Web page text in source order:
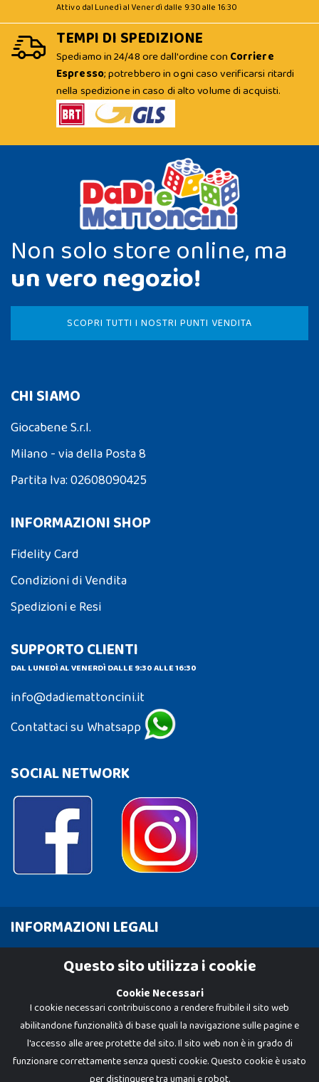
Attivo dal Lunedì al Venerdì dalle 9:30 alle 16:30
TEMPI DI SPEDIZIONE
Spediamo in 24/48 ore dall'ordine con Corriere
Espresso; potrebbero in ogni caso verificarsi ritardi
nella spedizione in caso di alto volume di acquisti.
Non solo store online, ma
un vero negozio!
SCOPRI TUTTI I NOSTRI PUNTI VENDITA
CHI SIAMO
Giocabene S.r.l.
Milano - via della Posta 8
Partita Iva: 02608090425
INFORMAZIONI SHOP
Fidelity Card
Condizioni di Vendita
Spedizioni e Resi
SUPPORTO CLIENTI
DAL LUNEDÌ AL VENERDÌ DALLE 9:30 ALLE 16:30
info@dadiemattoncini.it
Contattaci su Whatsapp
SOCIAL NETWORK
INFORMAZIONI LEGALI
Cookie PolicyQuesto sito utilizza i cookie
Cookie Necessari
I cookie necessari contribuiscono a rendere fruibile il sito web
abilitandone funzionalità di base quali la navigazione sulle pagine e
l'accesso alle aree protette del sito. Il sito web non è in grado di
funzionare correttamente senza questi cookie. Questo cookie è usato